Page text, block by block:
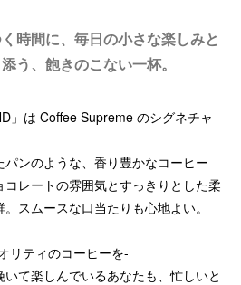
時間に、毎日の小さな楽しみと
う、飽きのこない一杯。
」は Coffee Supreme のシグネチャ
ンのような、香り豊かなコーヒー
レートの雰囲気とすっきりとした柔
スムースな口当たりも心地よい。
リティのコーヒーを-
て楽しんでいるあなたも、忙しいと